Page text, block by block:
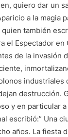
quiero dar un
a la magia
quien también
el Espectador en
de la invasión
industriales
destrucción.
y en particular
escribió:” Una
años. La fiesta